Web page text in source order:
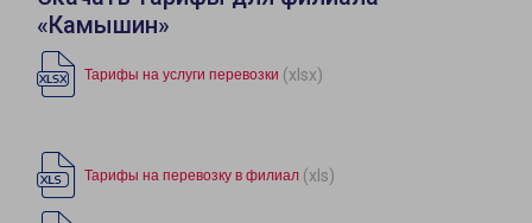
«Камышин»
Тарифы на услуги перевозки (xlsx)
Тарифы на перевозку в филиал (xls)